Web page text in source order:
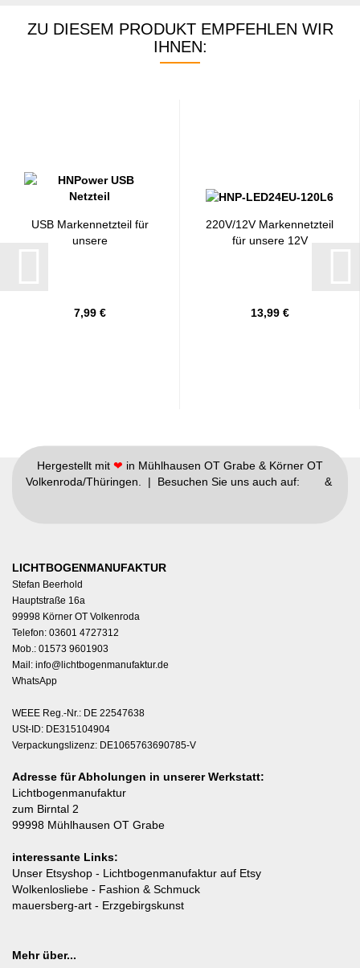
ZU DIESEM PRODUKT EMPFEHLEN WIR
IHNEN:
USB Markennetzteil für
unsere
7,99 €
220V/12V Markennetzteil
für unsere 12V
13,99 €
Hergestellt mit ❤ in Mühlhausen OT Grabe & Körner OT
Volkenroda/Thüringen. | Besuchen Sie uns auch auf:
&
LICHTBOGENMANUFAKTUR
Stefan Beerhold
Hauptstraße 16a
99998 Körner OT Volkenroda
Telefon: 03601 4727312
Mob.: 01573 9601903
Mail: info@lichtbogenmanufaktur.de
WhatsApp
WEEE Reg.-Nr.: DE 22547638
USt-ID: DE315104904
Verpackungslizenz: DE1065763690785-V
Adresse für Abholungen in unserer Werkstatt:
Lichtbogenmanufaktur
zum Birntal 2
99998 Mühlhausen OT Grabe
interessante Links:
Unser Etsyshop - Lichtbogenmanufaktur auf Etsy
Wolkenlosliebe - Fashion & Schmuck
mauersberg-art - Erzgebirgskunst
Mehr über...